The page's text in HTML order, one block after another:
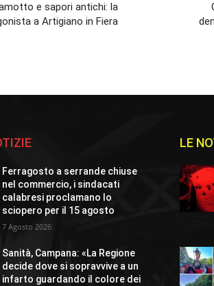
e sapori antichi: la
a Artigiano in Fiera
Ferragosto a serrande chiuse
nel commercio, i sindacati
calabresi proclamano lo
sciopero per il 15 agosto
7 Agosto 2026
Sanità, Campana: «La Regione
decide dove si sopravvive a un
infarto guardando il colore dei
LE